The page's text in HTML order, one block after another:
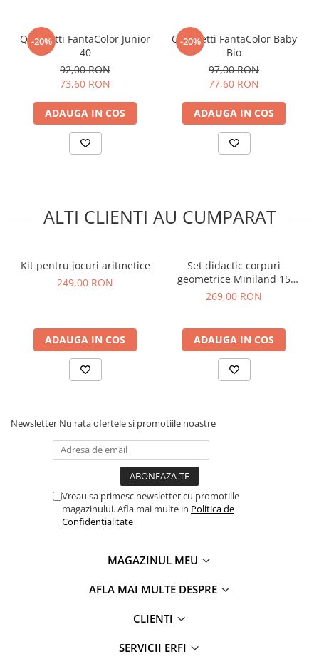
-20%
Quercetti FantaColor Junior
40
92,00 RON
73,60 RON
ADAUGA IN COS
-20%
Quercetti FantaColor Baby
Bio
97,00 RON
77,60 RON
ADAUGA IN COS
ALTI CLIENTI AU CUMPARAT
Kit pentru jocuri aritmetice
249,00 RON
ADAUGA IN COS
Set didactic corpuri
geometrice Miniland 15
piese
269,00 RON
ADAUGA IN COS
Newsletter Nu rata ofertele si promotiile noastre
Vreau sa primesc newsletter cu promotiile
magazinului. Afla mai multe in Politica de
Confidentialitate
MAGAZINUL MEU
AFLA MAI MULTE DESPRE
CLIENTI
SERVICII ERFI